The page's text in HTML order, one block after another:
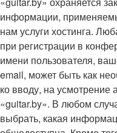
информации,
нам услуги хостинга.
при регистрации в
имени пользователя,
email, может быть как
ко вводу, на
«guitar.by». В любом
выбрать, какая